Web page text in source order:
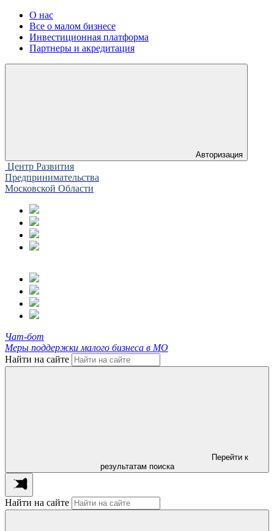
О нас
Все о малом бизнесе
Инвестиционная платформа
Партнеры и акредитация
Авторизация
Центр Развития
Предпринимательства
Московской Области
Чат-бот
Меры поддержки малого бизнеса в МО
Найти на сайте
Перейти к
результатам поиска
Найти на сайте